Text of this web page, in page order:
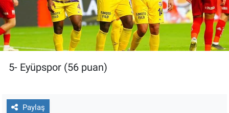
5- Eyüpspor (56 puan)
Paylaş